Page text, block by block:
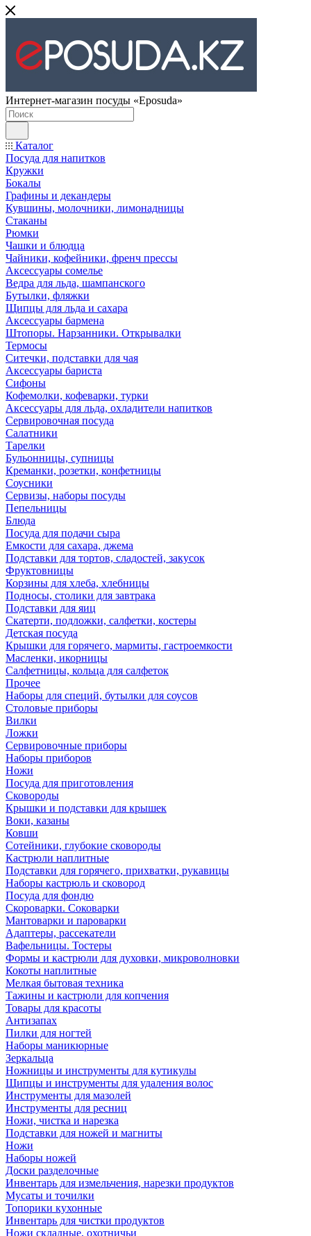
Интернет-магазин посуды «Eposuda»
Каталог
Посуда для напитков
Кружки
Бокалы
Графины и декандеры
Кувшины, молочники, лимонадницы
Стаканы
Рюмки
Чашки и блюдца
Чайники, кофейники, френч прессы
Аксессуары сомелье
Ведра для льда, шампанского
Бутылки, фляжки
Щипцы для льда и сахара
Аксессуары бармена
Штопоры. Нарзанники. Открывалки
Термосы
Ситечки, подставки для чая
Аксессуары бариста
Сифоны
Кофемолки, кофеварки, турки
Аксессуары для льда, охладители напитков
Сервировочная посуда
Салатники
Тарелки
Бульонницы, супницы
Креманки, розетки, конфетницы
Соусники
Сервизы, наборы посуды
Пепельницы
Блюда
Посуда для подачи сыра
Емкости для сахара, джема
Подставки для тортов, сладостей, закусок
Фруктовницы
Корзины для хлеба, хлебницы
Подносы, столики для завтрака
Подставки для яиц
Скатерти, подложки, салфетки, костеры
Детская посуда
Крышки для горячего, мармиты, гастроемкости
Масленки, икорницы
Салфетницы, кольца для салфеток
Прочее
Наборы для специй, бутылки для соусов
Столовые приборы
Вилки
Ложки
Сервировочные приборы
Наборы приборов
Ножи
Посуда для приготовления
Сковороды
Крышки и подставки для крышек
Воки, казаны
Ковши
Сотейники, глубокие сковороды
Кастрюли наплитные
Подставки для горячего, прихватки, рукавицы
Наборы кастрюль и сковород
Посуда для фондю
Скороварки. Соковарки
Мантоварки и пароварки
Адаптеры, рассекатели
Вафельницы. Тостеры
Формы и кастрюли для духовки, микроволновки
Кокоты наплитные
Мелкая бытовая техника
Тажины и кастрюли для копчения
Товары для красоты
Антизапах
Пилки для ногтей
Наборы маникюрные
Зеркальца
Ножницы и инструменты для кутикулы
Щипцы и инструменты для удаления волос
Инструменты для мазолей
Инструменты для ресниц
Ножи, чистка и нарезка
Подставки для ножей и магниты
Ножи
Наборы ножей
Доски разделочные
Инвентарь для измельчения, нарезки продуктов
Мусаты и точилки
Топорики кухонные
Инвентарь для чистки продуктов
Ножи складные, охотничьи